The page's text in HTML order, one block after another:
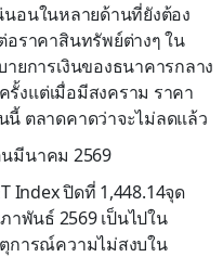
อนในหลายด้านที่ยังต้อง
อราคาสินทรัพย์ต่างๆ ใน
ยการเงินของธนาคารกลาง
รั้งแต่เมื่อมีสงคราม ราคา
นี้ ตลาดคาดว่าจะไม่ลดแล้ว
มีนาคม 2569
Indexปิดที่ 1,448.14จุด
าพันธ์ 2569เป็นไปใน
การณ์ความไม่สงบใน